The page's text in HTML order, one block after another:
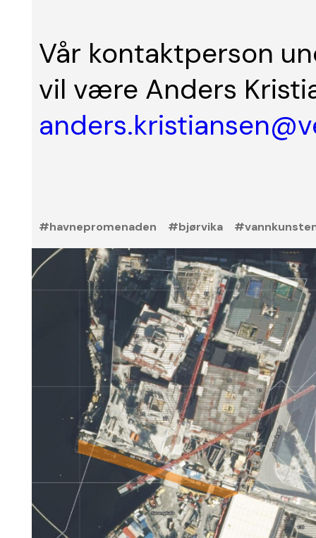
Vår kontaktperson
vil være Anders
#havnepromenaden #bjørvika